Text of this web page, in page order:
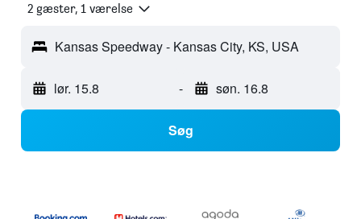
2 gæster, 1 værelse
Kansas Speedway - Kansas City, KS, USA
lør. 15.8 - søn. 16.8
Søg